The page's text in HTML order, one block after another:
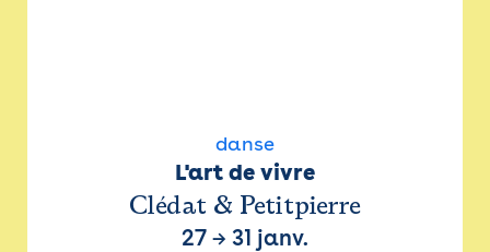
danse
L'art de vivre
Clédat & Petitpierre
27 → 31 janv.